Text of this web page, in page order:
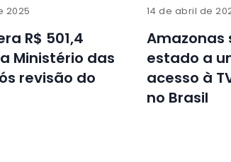
2025
R$ 501,4
Ministério das
revisão do
14 de abril de
Amazonas
estado a
acesso à
no Brasil